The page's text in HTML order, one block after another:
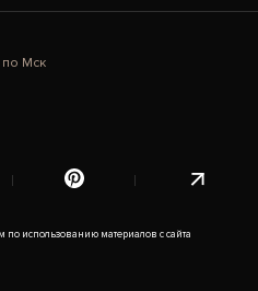
по Мск
использованию материалов с сайта